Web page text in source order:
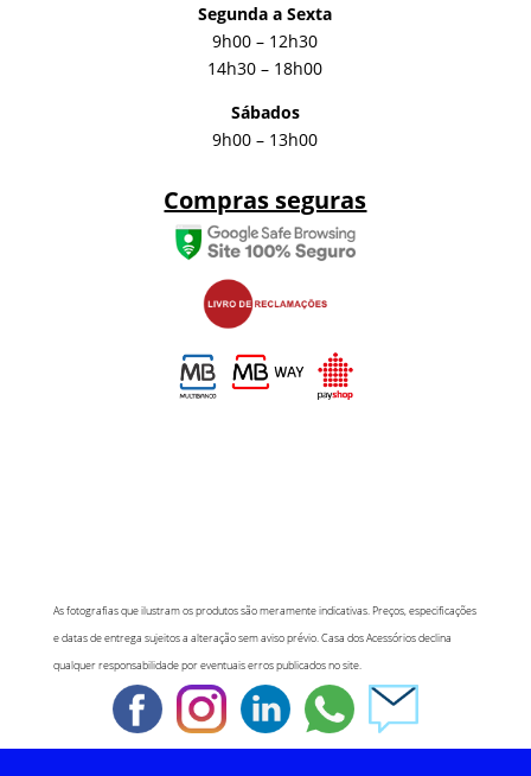
Segunda a Sexta
9h00 – 12h30
14h30 – 18h00
Sábados
9h00 – 13h00
Compras seguras
As fotografias que ilustram os produtos são meramente indicativas. Preços, especificações
e datas de entrega sujeitos a alteração sem aviso prévio. Casa dos Acessórios declina
qualquer responsabilidade por eventuais erros publicados no site.